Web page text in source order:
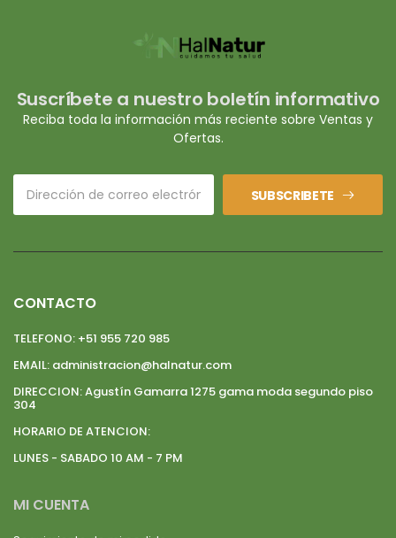
Suscríbete a nuestro boletín informativo
Reciba toda la información más reciente sobre Ventas y
Ofertas.
SUBSCRIBETE
CONTACTO
TELEFONO: +51 955 720 985
EMAIL: administracion@halnatur.com
DIRECCION:Agustín Gamarra 1275 gama moda segundo piso
304
HORARIO DE ATENCION:
LUNES - SABADO 10 AM - 7 PM
MI CUENTA